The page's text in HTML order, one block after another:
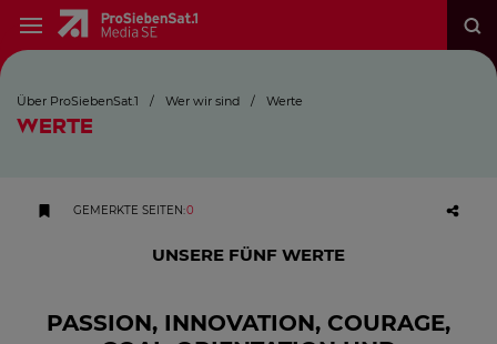
Über ProSiebenSat.1 / Wer wir sind / Werte
WERTE
GEMERKTE SEITEN:0
UNSERE FÜNF WERTE
PASSION, INNOVATION, COURAGE,